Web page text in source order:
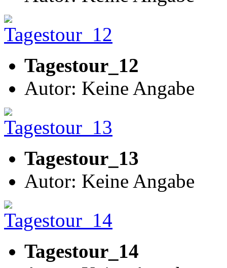
Tagestour_12
Autor: Keine Angabe
Tagestour_13
Autor: Keine Angabe
Tagestour_14